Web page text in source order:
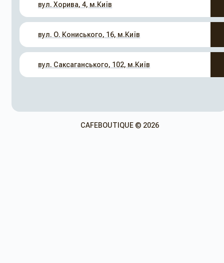
вул. Хорива, 4, м.Київ
вул. О. Кониського, 16, м.Київ
вул. Саксаганського, 102, м.Київ
CAFEBOUTIQUE © 2026